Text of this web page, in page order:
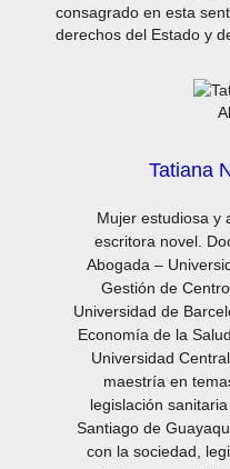
consagrado en esta
derechos del Estado y
Tatiana
Mujer estudiosa y
escritora novel.
Abogada –
Gestión de
Universidad de
Economía de la
Universidad
maestría en
legislación
Santiago de
con la sociedad,